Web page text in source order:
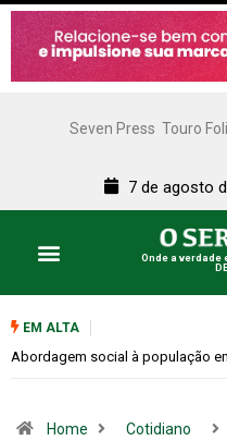
Seven Press Touro
7 de agosto
Onde a verdade
EM ALTA
Cemitérios terão horário
Home Cotidiano